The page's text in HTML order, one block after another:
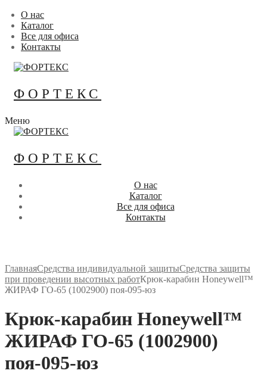
Перейти
содержимому
Меню
Закрыть
О нас
Каталог
Все для офиса
Контакты
ФОРТЕКС
Меню
ФОРТЕКС
О нас
Каталог
Все для офиса
Контакты
ГлавнаяСредства индивидуальной защитыСредства защиты
при проведении высотных работКрюк-карабин Нoneywell™
ЖИРАФ ГО-65 (1002900) поя-095-юз
Крюк-карабин Нoneywell™
ЖИРАФ ГО-65 (1002900)
поя-095-юз